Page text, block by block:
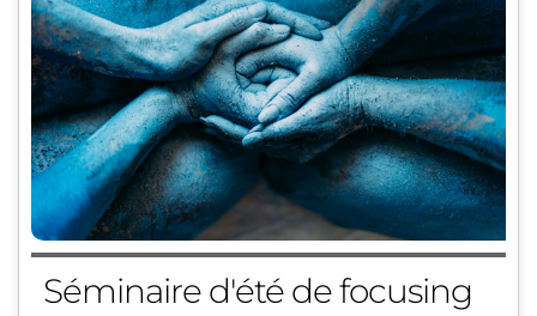
Séminaire d'été de focusing